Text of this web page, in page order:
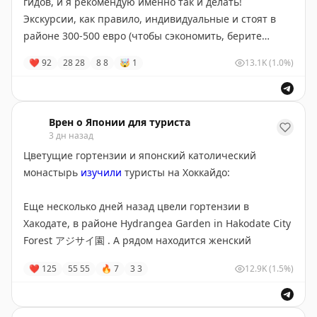
можно попробовать доехать и по железной дороге
напрямую, перескакивая закрытый участок на
возможность на месте.
Статус поездов JR на Кюсю можно проверитьна
официальном сайте. Например, туристические поезда
Yufuin-no-Mori (по причинам, не связанным с
землетрясением) сейчасходят по измененному
расписанию, и если вы заранее купили билет на
Экскурсии, как правило, индивидуальные и стоят в
районе 300-500 евро (чтобы сэкономить, берите
Если вам действительно нужна экскурсия на русском
языке и с оплатой российскими картами, можно
использовать сервис Tripster.Например, в Киото
туристам в чатике понравилась
вот такаяи ещевот такая,а на пересадке в Пекине –
вот такая.
Несколько экскурсий есть также в сервисеSputnik8
например, прогулка по Асакусе в кимоно или вот
такая экскурсия по центральному Токио.
Экскурсии (в том числе и дешевые автобусные), туры
оплатой российской картой Мир можно покупатьтут
❤ 92 2828 88 🤯 1 13.1K(1.0%)
Врен о Японии для туриста
3 дн назад
Цветущие гортензии и японский католический
монастырь изучили туристы на Хоккайдо:
Еще несколько дней назад цвели гортензии в
Хакодате, в районе Hydrangea Garden in Hakodate City
Forest アジサイ園 . А рядом находится женский
Angels Trappistine Abbey). Его основали французские
места удобно смотреть, если вы прилетели в
❤ 125 55 55 🔥 7 33 12.9K(1.5%)